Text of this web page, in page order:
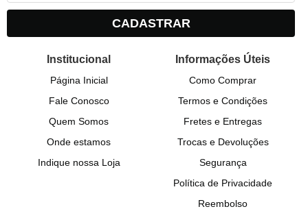
CADASTRAR
Institucional
Página Inicial
Fale Conosco
Quem Somos
Onde estamos
Indique nossa Loja
Informações Úteis
Como Comprar
Termos e Condições
Fretes e Entregas
Trocas e Devoluções
Segurança
Política de Privacidade
Reembolso